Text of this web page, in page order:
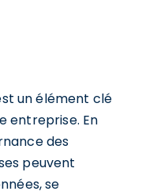
un élément clé
entreprise. En
des
peuvent
se